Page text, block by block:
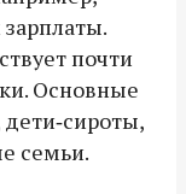
почти
Основные
семьи.